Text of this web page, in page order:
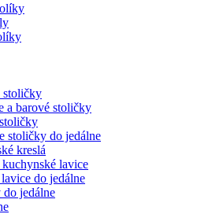
stoličky
a barové stoličky
stoličky do jedálne
kreslá
lavice
lavice do jedálne
jedálne